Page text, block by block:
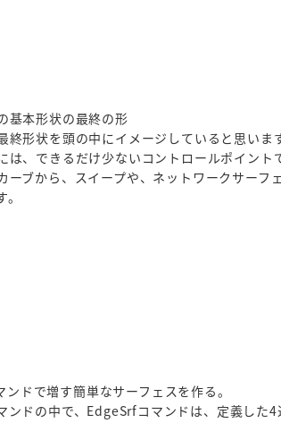
基本形状の最終の形
終形状を頭の中にイメージしていると思います
は、できるだけ少ないコントロールポイン
ーブから、スイープや、ネットワークサー
ドで増す簡単なサーフェスを作る。
ンドの中で、EdgeSrfコマンドは、定義した